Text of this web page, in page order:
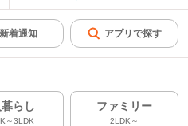
新着通知 アプリで探す
らし
～3LDK
ファミリー
2LDK～